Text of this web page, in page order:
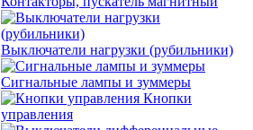
Выключатели нагрузки (рубильники)
Сигнальные лампы и зуммеры
Кнопки
управления